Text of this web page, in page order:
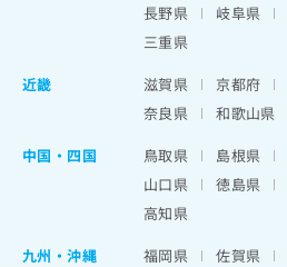
長野県
岐阜県
三重県
近畿
滋賀県 京都府
奈良県
和歌山県
中国・四国
鳥取県 島根県
山口県
徳島県
高知県
九州・沖縄
福岡県 佐賀県